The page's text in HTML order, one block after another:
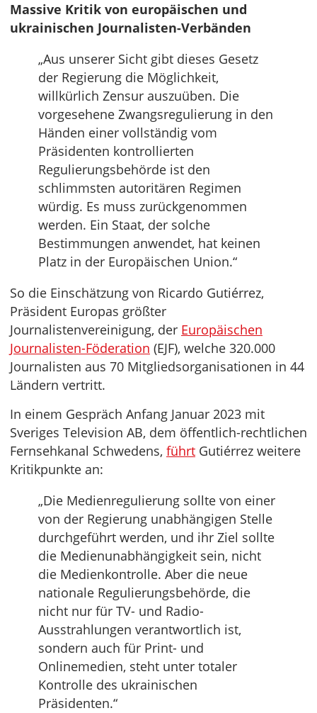
Massive Kritik von europäischen und
ukrainischen Journalisten-Verbänden
„Aus unserer Sicht gibt dieses Gesetz
der Regierung die Möglichkeit,
willkürlich Zensur auszuüben. Die
vorgesehene Zwangsregulierung in den
Händen einer vollständig vom
Präsidenten kontrollierten
Regulierungsbehörde ist den
schlimmsten autoritären Regimen
würdig. Es muss zurückgenommen
werden. Ein Staat, der solche
Bestimmungen anwendet, hat keinen
Platz in der Europäischen Union.“
So die Einschätzung von Ricardo Gutiérrez,
Präsident Europas größter
Journalistenvereinigung, der Europäischen
Journalisten-Föderation (EJF), welche 320.000
Journalisten aus 70 Mitgliedsorganisationen in 44
Ländern vertritt.
In einem Gespräch Anfang Januar 2023 mit
Sveriges Television AB, dem öffentlich-rechtlichen
Fernsehkanal Schwedens, führt Gutiérrez weitere
Kritikpunkte an:
„Die Medienregulierung sollte von einer
von der Regierung unabhängigen Stelle
durchgeführt werden, und ihr Ziel sollte
die Medienunabhängigkeit sein, nicht
die Medienkontrolle. Aber die neue
nationale Regulierungsbehörde, die
nicht nur für TV- und Radio-
Ausstrahlungen verantwortlich ist,
sondern auch für Print- und
Onlinemedien, steht unter totaler
Kontrolle des ukrainischen
Präsidenten.“